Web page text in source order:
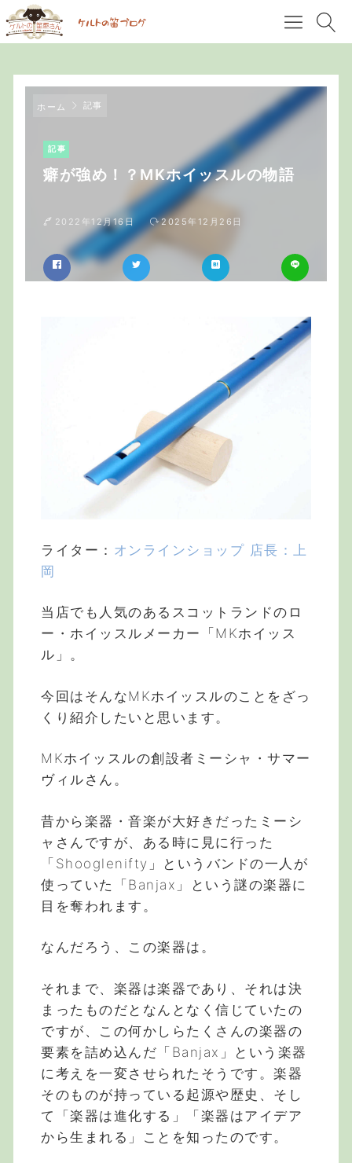
ホーム 記事
記事
癖が強め！？MKホイッスルの物語
2022年12月16日 2025年12月26日
ライター： オンラインショップ 店長：上
岡
当店でも人気のあるスコットランドのロ
ー・ホイッスルメーカー「MKホイッス
ル」。
今回はそんなMKホイッスルのことをざっ
くり紹介したいと思います。
MKホイッスルの創設者ミーシャ・サマー
ヴィルさん。
昔から楽器・音楽が大好きだったミーシ
ャさんですが、ある時に見に行った
「Shooglenifty」というバンドの一人が
使っていた「Banjax」という謎の楽器に
目を奪われます。
なんだろう、この楽器は。
それまで、楽器は楽器であり、それは決
まったものだとなんとなく信じていたの
ですが、この何かしらたくさんの楽器の
要素を詰め込んだ「Banjax」という楽器
に考えを一変させられたそうです。楽器
そのものが持っている起源や歴史、そし
て「楽器は進化する」「楽器はアイデア
から生まれる」ことを知ったのです。